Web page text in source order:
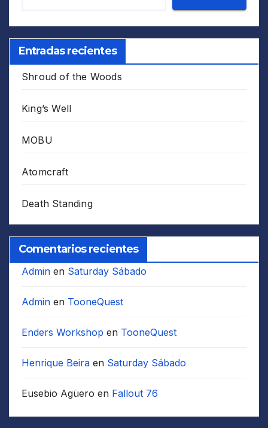
Entradas recientes
Shroud of the Woods
King’s Well
MOBU
Atomcraft
Death Standing
Comentarios recientes
Admin en Saturday Sábado
Admin en TooneQuest
Enders Workshop en TooneQuest
Henrique Beira en Saturday Sábado
Eusebio Agüero en Fallout 76